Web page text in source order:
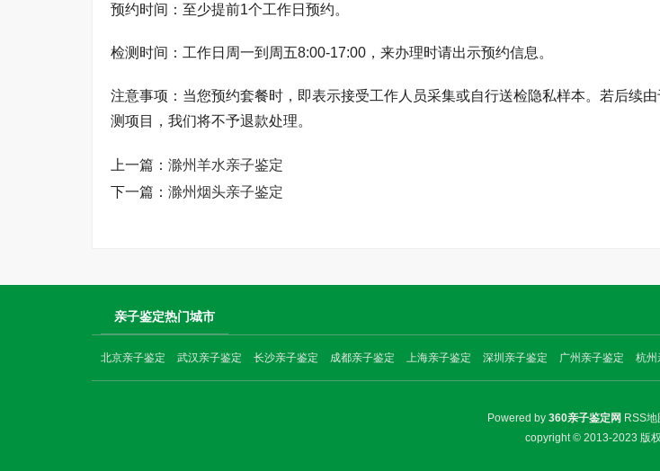
预约时间：至少提前1个工作日预约。
检测时间：工作日周一到周五8:00-17:00，来办理时请出示预约信息。
注意事项：当您预约套餐时，即表示接受工作人员采集或自行送检隐私样本。若后续
测项目，我们将不予退款处理。
上一篇： 滁州羊水亲子鉴定
下一篇： 滁州烟头亲子鉴定
亲子鉴定热门城市
北京亲子鉴定 武汉亲子鉴定 长沙亲子鉴定 成都亲子鉴定 上海亲子鉴定 深圳亲子鉴定 广州亲子鉴定 杭州
Powered by 360亲子鉴定网 RSS地
copyright © 2013-2023 版